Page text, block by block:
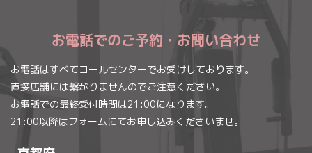
お電話でのご予約・お問い合わせ
お電話はすべてコールセンターでお受けしております。
直接店舗には繋がりませんのでご注意ください。
お電話での最終受付時間は21:00になります。
21:00以降はフォームにてお申し込みくださいませ。